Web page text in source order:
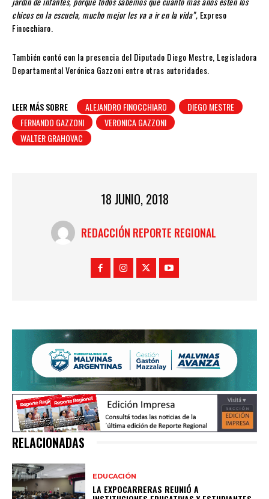
chicos en la escuela, mucho mejor les va a ir en la vida”, Expreso
Finocchiaro.
También contó con la presencia del Diputado Diego Mestre, Legisladora
Departamental Verónica Gazzoni entre otras autoridades.
LEER MÁS SOBRE ALEJANDRO FINOCCHIARO
DIEGO MESTRE
FERNANDO GAZZONI
VERONICA GAZZONI
WALTER GRAHOVAC
18 JUNIO, 2018
REDACCIÓN REPORTE REGIONAL
RELACIONADAS
EDUCACIÓN
LA EXPOCARRERAS REUNIÓ A